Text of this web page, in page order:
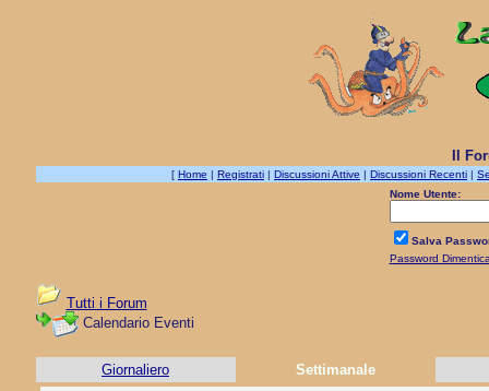
Il
[ Home | Registrati | Discussioni Attive | Discussioni Recenti |
Nome Utente:
Salva
Password
Tutti i Forum
Calendario Eventi
Giornaliero Settimanale